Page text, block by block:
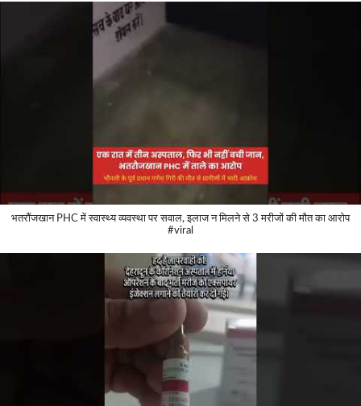
भतरौंजखान PHC में स्वास्थ्य व्यवस्था पर सवाल, इलाज न मिलने से 3 मरीजों की मौत का आरोप
#viral